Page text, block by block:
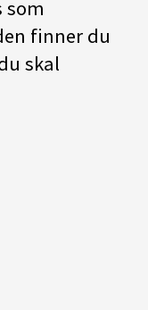
som
finner du
skal